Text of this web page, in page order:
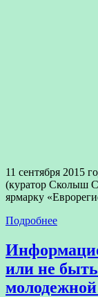
11 сентября 2015
(куратор Сколыш
ярмарку
Подробнее
или не